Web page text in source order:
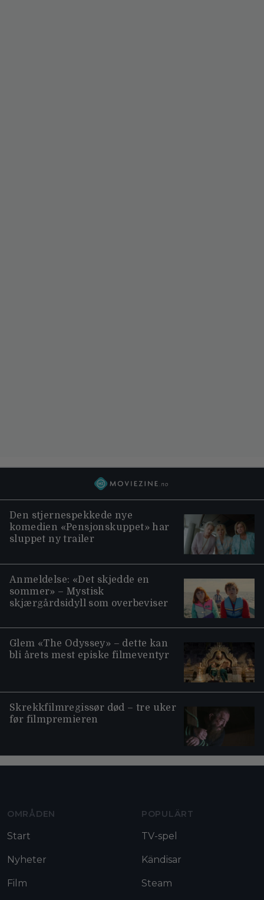
Den stjernespekkede nye
komedien «Pensjonskuppet» har
sluppet ny trailer
Anmeldelse: «Det skjedde en
sommer» – Mystisk
skjærgårdsidyll som overbeviser
Glem «The Odyssey» – dette kan
bli årets mest episke filmeventyr
Skrekkfilmregissør død – tre uker
før filmpremieren
OMRÅDEN
Start
Nyheter
Film
POPULÄRT
TV-spel
Kändisar
Steam